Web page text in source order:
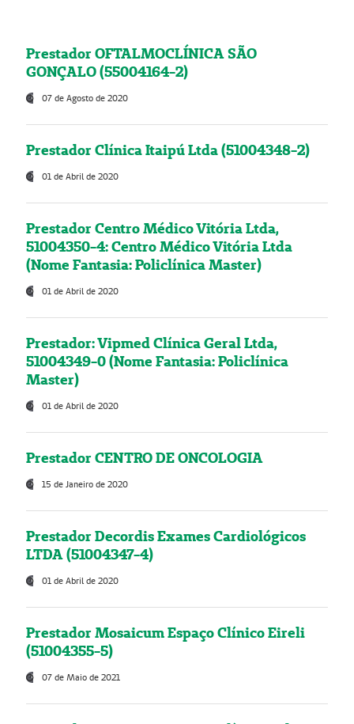
Prestador OFTALMOCLÍNICA SÃO
GONÇALO (55004164-2)
07 de Agosto de 2020
Prestador Clínica Itaipú Ltda (51004348-2)
01 de Abril de 2020
Prestador Centro Médico Vitória Ltda,
51004350-4: Centro Médico Vitória Ltda
(Nome Fantasia: Policlínica Master)
01 de Abril de 2020
Prestador: Vipmed Clínica Geral Ltda,
51004349-0 (Nome Fantasia: Policlínica
Master)
01 de Abril de 2020
Prestador CENTRO DE ONCOLOGIA
15 de Janeiro de 2020
Prestador Decordis Exames Cardiológicos
LTDA (51004347-4)
01 de Abril de 2020
Prestador Mosaicum Espaço Clínico Eireli
(51004355-5)
07 de Maio de 2021